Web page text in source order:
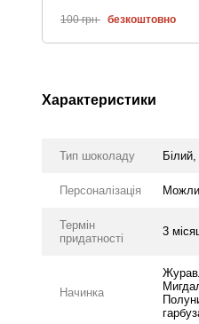
100 грн безкоштовно
Характеристики
Тип шоколаду
Персоналізація
Термін
придатності
3
Начинка